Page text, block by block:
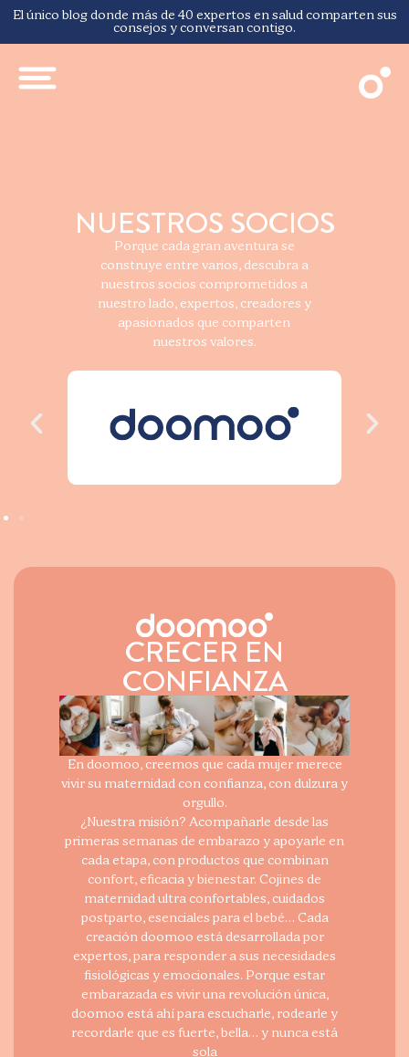
El único blog donde más de 40 expertos en salud comparten sus
consejos y conversan contigo.
NUESTROS SOCIOS
Porque cada gran aventura se
construye entre varios, descubra a
nuestros socios comprometidos a
nuestro lado, expertos, creadores y
apasionados que comparten
nuestros valores.
CRECER EN
CONFIANZA
En doomoo, creemos que cada mujer merece
vivir su maternidad con confianza, con dulzura y
orgullo.
¿Nuestra misión? Acompañarle desde las
primeras semanas de embarazo y apoyarle en
cada etapa, con productos que combinan
confort, eficacia y bienestar. Cojines de
maternidad ultra confortables, cuidados
postparto, esenciales para el bebé… Cada
creación doomoo está desarrollada por
expertos, para responder a sus necesidades
fisiológicas y emocionales. Porque estar
embarazada es vivir una revolución única,
doomoo está ahí para escucharle, rodearle y
recordarle que es fuerte, bella… y nunca está
sola